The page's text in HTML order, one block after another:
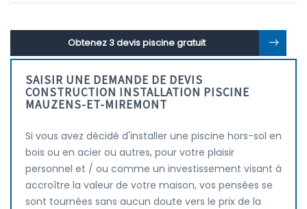
Obtenez 3 devis piscine gratuit
SAISIR UNE DEMANDE DE DEVIS
CONSTRUCTION INSTALLATION PISCINE
MAUZENS-ET-MIREMONT
Si vous avez décidé d'installer une piscine hors-sol en
bois ou en acier ou autres, pour votre plaisir
personnel et / ou comme un investissement visant à
accroître la valeur de votre maison, vos pensées se
sont tournées sans aucun doute vers le prix de la